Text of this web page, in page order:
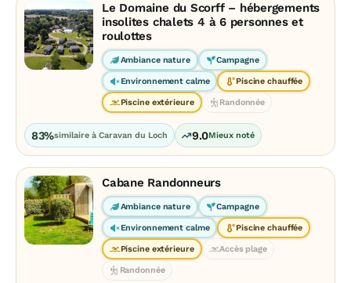
Le Domaine du Scorff – hébergements
insolites chalets 4 à 6 personnes et
roulottes
Ambiance nature Campagne
Environnement calme Piscine chauffée
Piscine extérieure Randonnée
83%similaire à Caravan du Loch 9.0Mieux noté
Cabane Randonneurs
Ambiance nature Campagne
Environnement calme Piscine chauffée
Piscine extérieure Accès plage
Randonnée